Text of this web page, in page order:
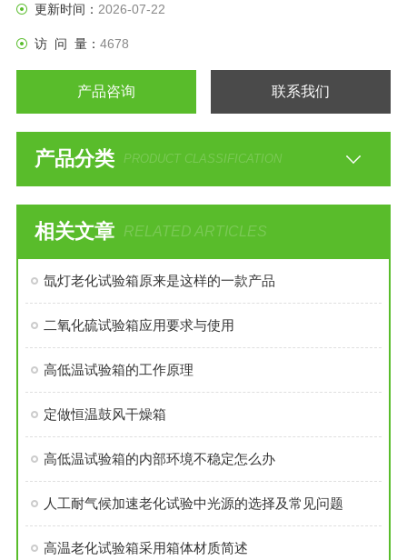
更新时间： 2026-07-22
访 问 量： 4678
产品咨询 联系我们
产品分类 PRODUCT CLASSIFICATION
相关文章 RELATED ARTICLES
氙灯老化试验箱原来是这样的一款产品
二氧化硫试验箱应用要求与使用
高低温试验箱的工作原理
定做恒温鼓风干燥箱
高低温试验箱的内部环境不稳定怎么办
人工耐气候加速老化试验中光源的选择及常见问题
高温老化试验箱采用箱体材质简述